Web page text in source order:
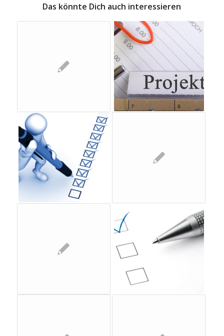
Das könnte Dich auch interessieren